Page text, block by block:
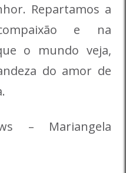
Repartamos a
e na
o mundo veja,
do amor de
– Mariangela